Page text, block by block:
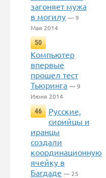
загоняет мужа
в могилу — 9
Мая 2014
50
Компьютер
впервые
прошел тест
Тьюринга — 9
Июня 2014
46
Русские,
сирийцы и
иранцы
создали
координационную
ячейку в
Багдаде — 25